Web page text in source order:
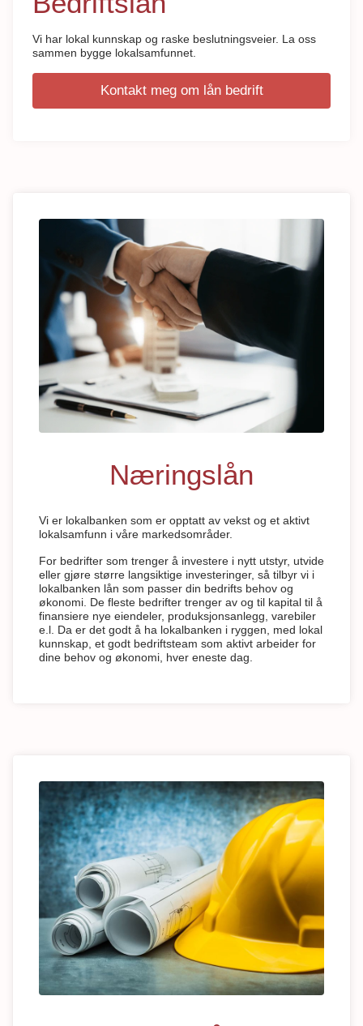
Vi har lokal kunnskap og raske beslutningsveier. La oss
sammen bygge lokalsamfunnet.
Kontakt meg om lån bedrift
Næringslån
Vi er lokalbanken som er opptatt av vekst og et aktivt
lokalsamfunn i våre markedsområder.
For bedrifter som trenger å investere i nytt utstyr, utvide
eller gjøre større langsiktige investeringer, så tilbyr vi i
lokalbanken lån som passer din bedrifts behov og
økonomi. De fleste bedrifter trenger av og til kapital til å
finansiere nye eiendeler, produksjonsanlegg, varebiler
e.l. Da er det godt å ha lokalbanken i ryggen, med lokal
kunnskap, et godt bedriftsteam som aktivt arbeider for
dine behov og økonomi, hver eneste dag.